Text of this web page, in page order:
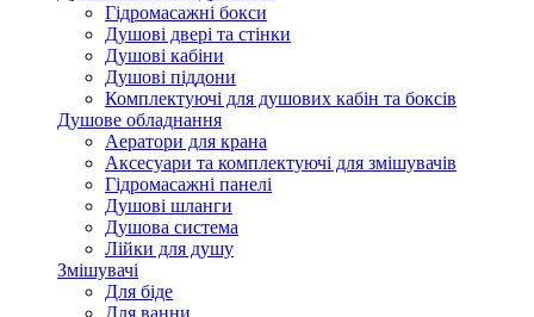
Гідромасажні бокси
Душові двері та стінки
Душові кабіни
Душові піддони
Комплектуючі для душових кабін та боксів
Душове обладнання
Аератори для крана
Аксесуари та комплектуючі для змішувачів
Гідромасажні панелі
Душові шланги
Душова система
Лійки для душу
Змішувачі
Для біде
Для ванни